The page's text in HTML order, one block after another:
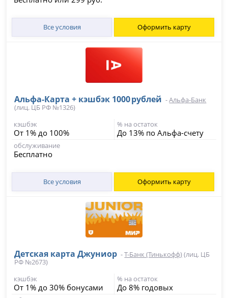
Все условия Оформить карту
Альфа‑Карта + кэшбэк 1000 рублей -Альфа-Банк
(лиц. ЦБ РФ №1326)
кэшбэк
От 1% до 100%
% на остаток
До 13% по Альфа-счету
обслуживание
Бесплатно
Все условия Оформить карту
Детская карта Джуниор -Т-Банк (Тинькофф)(лиц. ЦБ
РФ №2673)
кэшбэк
От 1% до 30% бонусами
% на остаток
До 8% годовых